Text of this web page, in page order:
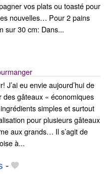
vos plats ou toasté pour
nouvelles… Pour 2 pains
sur 30 cm: Dans...
J’ai eu envie aujourd’hui de
des gâteaux « économiques
simples et surtout
pour plusieurs gâteaux
aux grands… Il s’agit de
à...
-